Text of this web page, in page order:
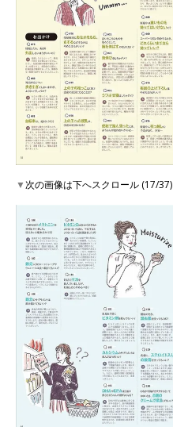
▼次の画像は下へスクロール (17/37)